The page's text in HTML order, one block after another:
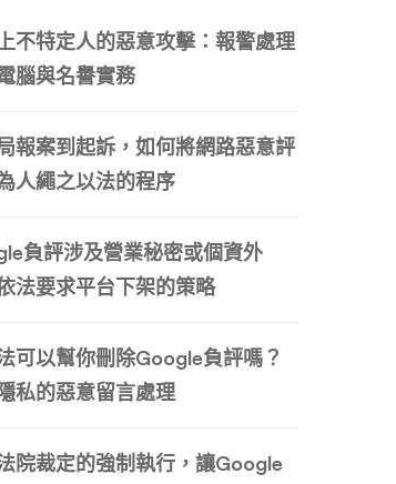
不特定人的惡意攻擊：報警處理
腦與名譽實務
報案到起訴，如何將網路惡意評
人繩之以法的程序
負評涉及營業秘密或個資外
法要求平台下架的策略
可以幫你刪除Google負評嗎？
私的惡意留言處理
院裁定的強制執行，讓Google